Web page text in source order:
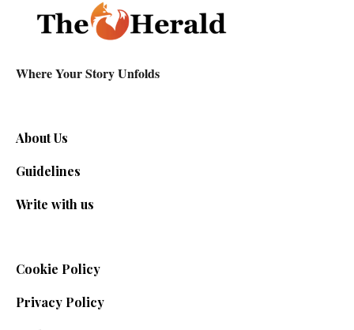
Where Your Story Unfolds
About Us
Guidelines
Write with us
Cookie Policy
Privacy Policy